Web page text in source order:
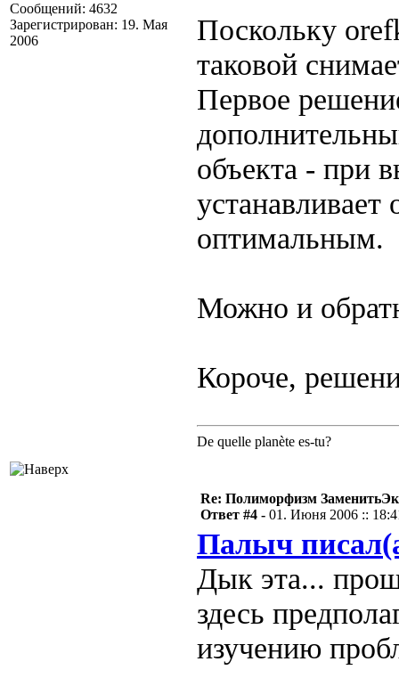
Сообщений: 4632
Зарегистрирован: 19. Мая
2006
Поскольку
таковой
Первое
объекта - при
устанавливает
оптимальным.
Можно и
Короче,
De quelle planète es-tu?
Re: Полиморфизм
Ответ #4 - 01. Июня 2006 ::
Палыч
Дык эта...
здесь
изучению